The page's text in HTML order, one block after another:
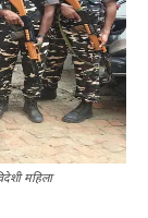
महिला